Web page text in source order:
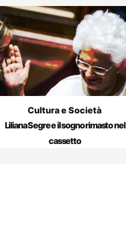
Cultura e Società
Liliana Segre e il sogno rimasto nel
cassetto